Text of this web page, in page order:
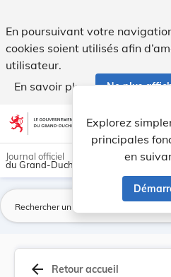
En poursuivant votre
cookies soient utilisés afin
utilisateur.
En savoir plus
Ne plus
Aller au contenu Explorez
principales
en
Journal officiel
du Grand-Duché de Luxembourg
arrow_back Retour accueil